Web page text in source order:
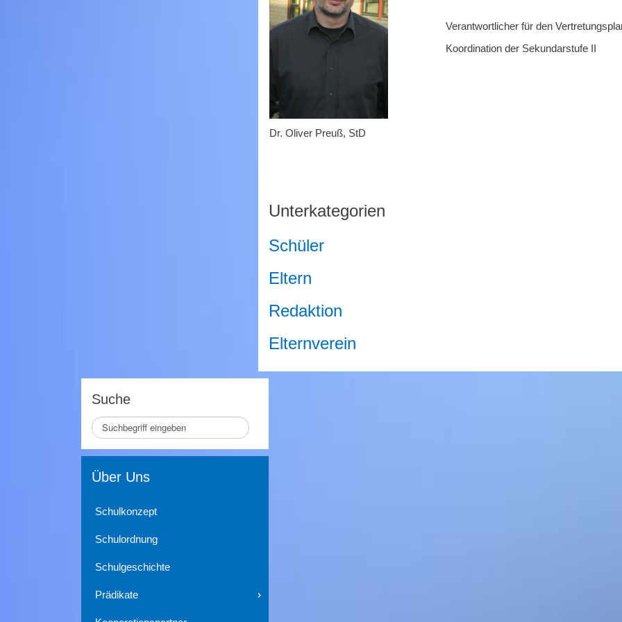
Dr. Oliver Preuß, StD
Verantwortlicher für den
Koordination der Sekundarstufe II
Unterkategorien
Schüler
Eltern
Redaktion
Elternverein
Suche
Seite
durchsuchen
Über Uns
Schulkonzept
Schulordnung
Schulgeschichte
Prädikate